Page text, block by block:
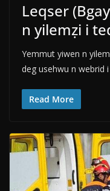
Leqser
n yilemẓi i
Yemmut yiwen n
deg usehwu n webrid
Read More